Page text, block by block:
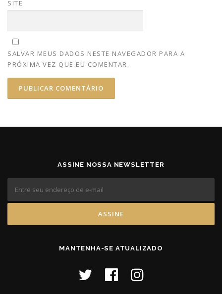
SITE
SALVAR MEUS DADOS NESTE NAVEGADOR PARA A
PRÓXIMA VEZ QUE EU COMENTAR.
ASSINE NOSSA NEWSLETTER
MANTENHA-SE ATUALIZADO